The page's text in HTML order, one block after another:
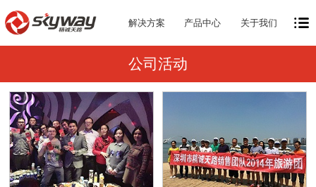
解决方案 产品中心 关于我们
公司活动